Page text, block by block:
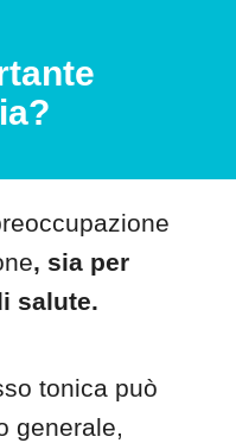
, sia per
salute.
tonica può
generale,